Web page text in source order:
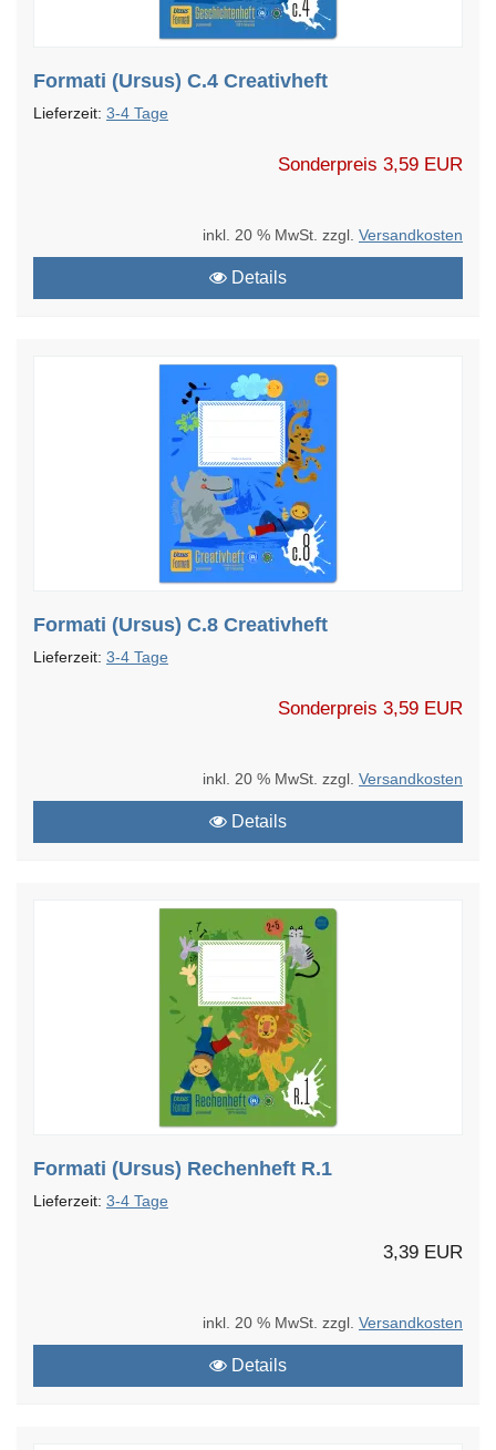
Formati (Ursus) C.4 Creativheft
Lieferzeit: 3-4 Tage
Sonderpreis 3,59 EUR
inkl. 20 % MwSt. zzgl. Versandkosten
Details
Formati (Ursus) C.8 Creativheft
Lieferzeit: 3-4 Tage
Sonderpreis 3,59 EUR
inkl. 20 % MwSt. zzgl. Versandkosten
Details
Formati (Ursus) Rechenheft R.1
Lieferzeit: 3-4 Tage
3,39 EUR
inkl. 20 % MwSt. zzgl. Versandkosten
Details